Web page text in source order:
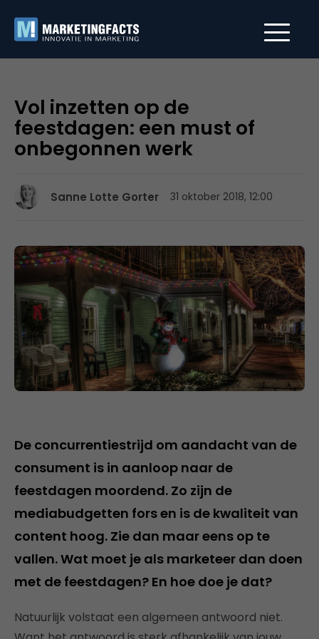
Vol inzetten op de
feestdagen: een must of
onbegonnen werk
Sanne Lotte Gorter 31 oktober 2018, 12:00
De concurrentiestrijd om aandacht van de
consument is in aanloop naar de
feestdagen moordend. Zo zijn de
mediabudgetten fors en is de kwaliteit van
content hoog. Zie dan maar eens op te
vallen. Wat moet je als marketeer dan doen
met de feestdagen? En hoe doe je dat?
Natuurlijk volstaat een algemeen antwoord niet.